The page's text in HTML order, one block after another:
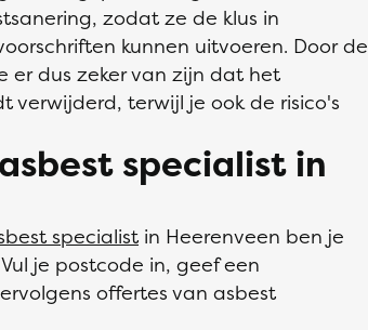
zodat ze de klus in
kunnen uitvoeren. Door de
er dus zeker van zijn dat het
verwijderd, terwijl je ook de risico's
specialist in
specialist in Heerenveen ben je
je postcode in, geef een
offertes van asbest